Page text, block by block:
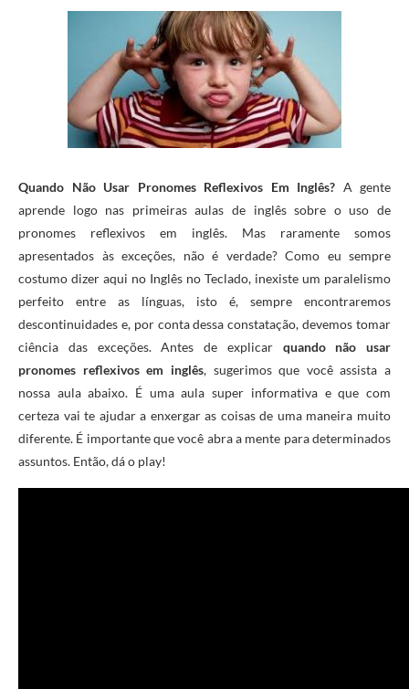
Quando Não Usar Pronomes Reflexivos Em Inglês? A gente
aprende logo nas primeiras aulas de inglês sobre o uso de
pronomes reflexivos em inglês. Mas raramente somos
apresentados às exceções, não é verdade? Como eu sempre
costumo dizer aqui no Inglês no Teclado, inexiste um paralelismo
perfeito entre as línguas, isto é, sempre encontraremos
descontinuidades e, por conta dessa constatação, devemos tomar
ciência das exceções. Antes de explicar quando não usar
pronomes reflexivos em inglês, sugerimos que você assista a
nossa aula abaixo. É uma aula super informativa e que com
certeza vai te ajudar a enxergar as coisas de uma maneira muito
diferente. É importante que você abra a mente para determinados
assuntos. Então, dá o play!